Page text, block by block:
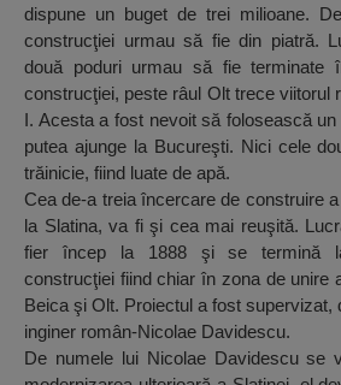
dispune un buget de trei milioane.
construcţiei urmau să fie din piatră.
două poduri urmau să fie terminate
construcţiei, peste râul Olt trece viitorul
I. Acesta a fost nevoit să folosească
putea ajunge la Bucureşti. Nici cele
trăinicie, fiind luate de apă.
Cea de-a treia încercare de construire
la Slatina, va fi şi cea mai reuşită.
fier încep la 1888 şi se termină
construcţiei fiind chiar în zona de unire
Beica şi Olt. Proiectul a fost supervizat,
inginer român-Nicolae Davidescu.
De numele lui Nicolae Davidescu se